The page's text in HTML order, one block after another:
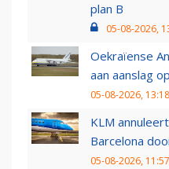
plan B
05-08-2026,
Oekraïense
aan aanslag
05-08-2026, 13:18
KLM
Barcelona
05-08-2026, 11:57